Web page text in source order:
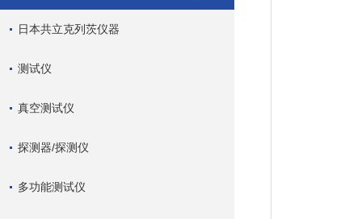
日本共立克列茨仪器
测试仪
真空测试仪
探测器/探测仪
多功能测试仪